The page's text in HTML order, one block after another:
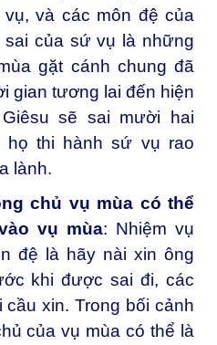
và các môn đệ của
của sứ vụ là những
gặt cánh chung đã
gian tương lai đến hiện
sẽ sai mười hai
thi hành sứ vụ rao
lành.
chủ vụ mùa có thể
vụ mùa: Nhiệm vụ
đệ là hãy nài xin ông
khi được sai đi, các
xin. Trong bối cảnh
của vụ mùa có thể là